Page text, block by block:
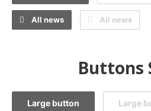
All news All news
Buttons
Large button Large